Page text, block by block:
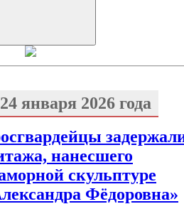
24 января 2026 года
нанесшего
скульптуре
Фёдоровна»